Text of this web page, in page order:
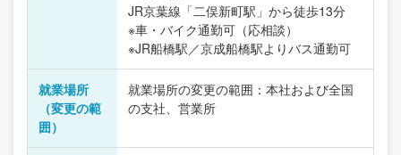
JR京葉線「二俣新町駅」から徒歩13分
※車・バイク通勤可（応相談）
※JR船橋駅／京成船橋駅よりバス通勤可
就業場所
（変更の範
囲）
就業場所の変更の範囲：本社および全国
の支社、営業所